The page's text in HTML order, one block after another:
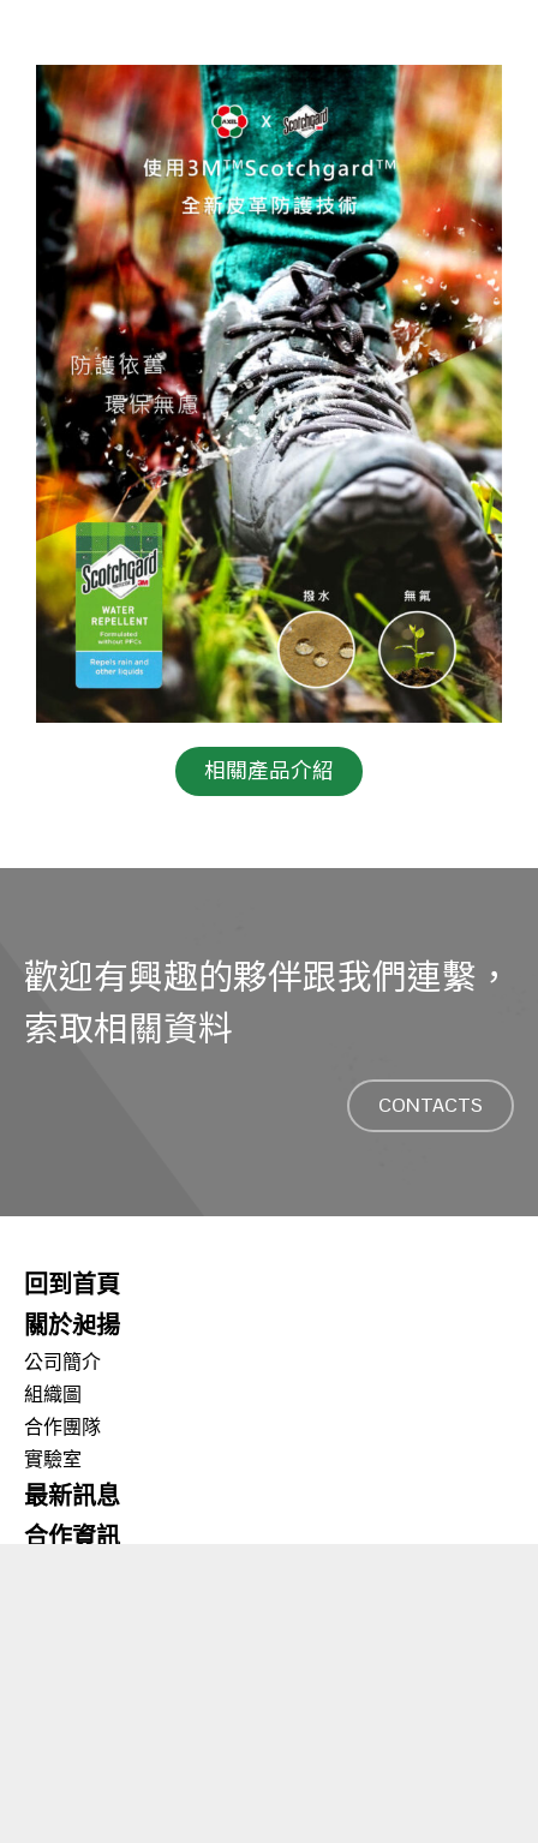
相關產品介紹
歡迎有興趣的夥伴跟我們連繫，
索取相關資料
CONTACTS
回到首頁
關於昶揚
公司簡介
組織圖
合作團隊
實驗室
最新訊息
合作資訊